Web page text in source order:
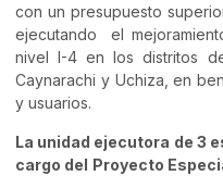
con un presupuesto
ejecutando el
nivel I-4 en los distritos
Caynarachi y Uchiza, en
y usuarios.
La unidad ejecutora de 3
cargo del Proyecto